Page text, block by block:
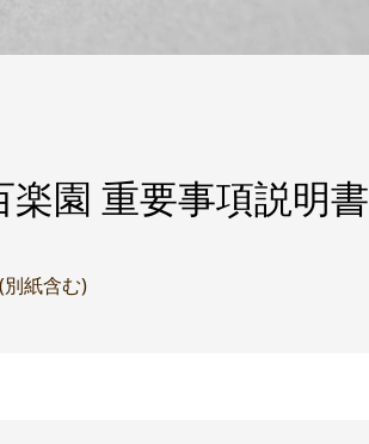
園 重要事項説明書
紙含む)